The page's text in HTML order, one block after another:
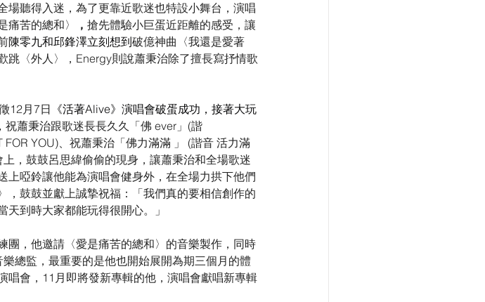
場聽得入迷，為了更靠近歌迷也特設小舞台，演唱
苦的總和〉
， 搶先體驗小巨蛋近距離的感受，讓
陳零九和邱鋒澤立刻想到破億神曲〈我還是愛著
〈外人〉，Energy則說蕭秉治除了擅長寫抒情歌
12月7日 《活著Alive》演唱會破蛋成功，接著大玩
祝蕭秉治跟歌迷長長久久「佛 ever」(諧
YOU)、祝蕭秉治「佛力滿滿 」 (諧音 活力滿
，鼓鼓呂思緯偷偷的現身，讓蕭秉治和全場歌迷
啞鈴讓他能為演唱會健身外，在全場力拱下他們
，鼓鼓並獻上誠摯祝福：「我們真的要相信創作的
到時大家都能玩得很開心。」
團，他邀請〈愛是痛苦的總和〉的音樂製作，同時
總監，最重要的是他也開始展開為期三個月的體
唱會，11月即將發新專輯的他，演唱會獻唱新專輯